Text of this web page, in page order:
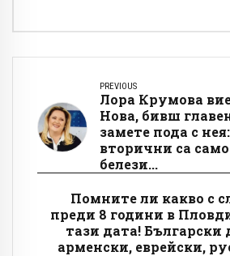
PREVIOUS
Лора Крумова
Нова, бивш
замете пода с
вторични са
белези...
Помните ли какво с
преди 8 години в
тази дата! Български
арменски, еврейски,